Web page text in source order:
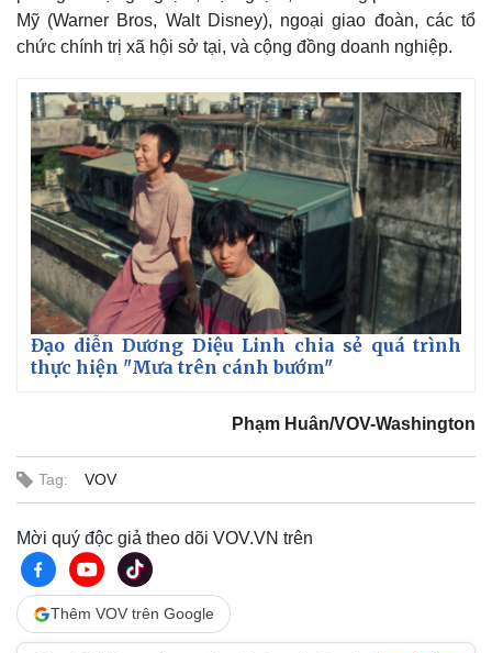
Mỹ (Warner Bros, Walt Disney), ngoại giao đoàn, các tổ
chức chính trị xã hội sở tại, và cộng đồng doanh nghiệp.
Đạo diễn Dương Diệu Linh chia sẻ quá trình
thực hiện "Mưa trên cánh bướm"
Phạm Huân/VOV-Washington
Tag: VOV
Mời quý độc giả theo dõi VOV.VN trên
Thêm VOV trên Google